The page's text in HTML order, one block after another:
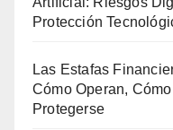
Protección
Las Estafas
Cómo Operan,
Protegerse